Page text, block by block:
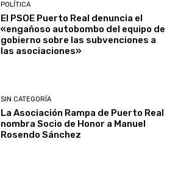
POLÍTICA
El PSOE Puerto Real denuncia el
«engañoso autobombo del equipo de
gobierno sobre las subvenciones a
las asociaciones»
SIN CATEGORÍA
La Asociación Rampa de Puerto Real
nombra Socio de Honor a Manuel
Rosendo Sánchez